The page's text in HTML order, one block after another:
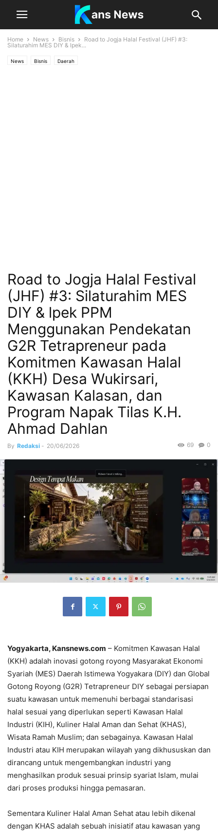
Home News Bisnis
Road to Jogja Halal Festival (JHF) #3:
Silaturahim MES DIY & lpek...
News Bisnis Daerah
Road to Jogja Halal Festival
(JHF) #3: Silaturahim MES
DIY & lpek PPM
Menggunakan Pendekatan
G2R Tetrapreneur pada
Komitmen Kawasan Halal
(KKH) Desa Wukirsari,
Kawasan Kalasan, dan
Program Napak Tilas K.H.
Ahmad Dahlan
By Redaksi - 20/06/2026 0
69
Yogyakarta, Kansnews.com – Komitmen Kawasan Halal
(KKH) adalah inovasi gotong royong Masyarakat Ekonomi
Syariah (MES) Daerah Istimewa Yogyakara (DIY) dan Global
Gotong Royong (G2R) Tetrapreneur DIY sebagai persiapan
suatu kawasan untuk memenuhi berbagai standarisasi
halal sesuai yang diperlukan seperti Kawasan Halal
Industri (KIH), Kuliner Halal Aman dan Sehat (KHAS),
Wisata Ramah Muslim; dan sebagainya. Kawasan Halal
Industri atau KIH merupakan wilayah yang dikhususkan dan
dirancang untuk mengembangkan industri yang
menghasilkan produk sesuai prinsip syariat Islam, mulai
dari proses produksi hingga pemasaran.
Sementara Kuliner Halal Aman Sehat atau lebih dikenal
dengan KHAS adalah sebuah inisiatif atau kawasan yang